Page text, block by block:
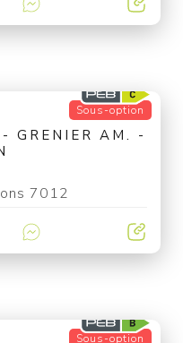
Sous-option
GRENIER AM. -
7012
Sous-option